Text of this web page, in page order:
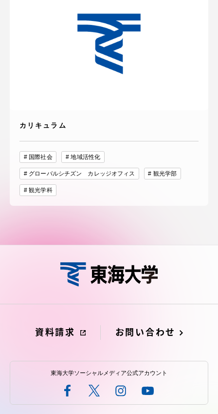
カリキュラム
国際社会 地域活性化
グローバルシチズン カレッジオフィス 観光学部
観光学科
資料請求 お問い合わせ
東海大学ソーシャルメディア公式アカウント